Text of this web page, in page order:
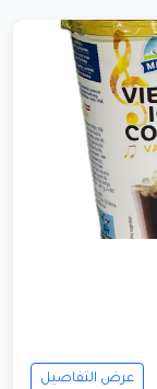
عرض التفاصيل